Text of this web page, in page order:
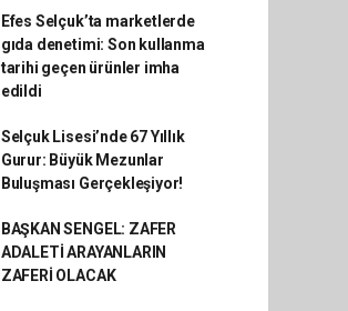
Efes Selçuk’ta marketlerde
gıda denetimi: Son kullanma
tarihi geçen ürünler imha
edildi
Selçuk Lisesi’nde 67 Yıllık
Gurur: Büyük Mezunlar
Buluşması Gerçekleşiyor!
BAŞKAN SENGEL: ZAFER
ADALETİ ARAYANLARIN
ZAFERİ OLACAK